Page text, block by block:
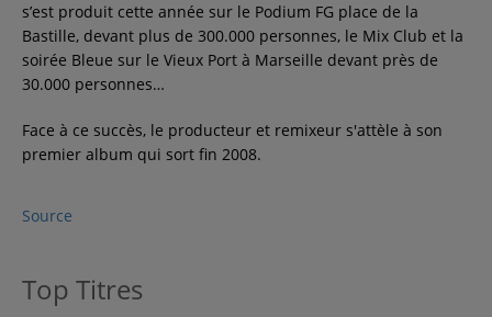
s’est produit cette année sur le Podium FG place de la
Bastille, devant plus de 300.000 personnes, le Mix Club et la
soirée Bleue sur le Vieux Port à Marseille devant près de
30.000 personnes…
Face à ce succès, le producteur et remixeur s'attèle à son
premier album qui sort fin 2008.
Source
Top Titres